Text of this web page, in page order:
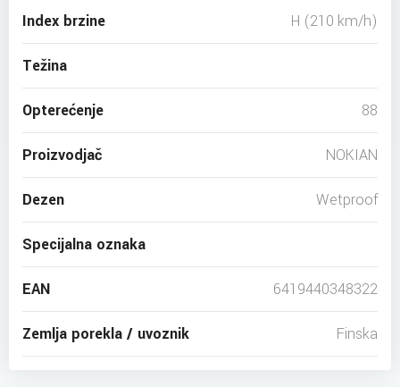
Index brzine H (210 km/h)
Težina
Opterećenje 88
Proizvodjač NOKIAN
Dezen Wetproof
Specijalna oznaka
EAN 6419440348322
Zemlja porekla / uvoznik Finska